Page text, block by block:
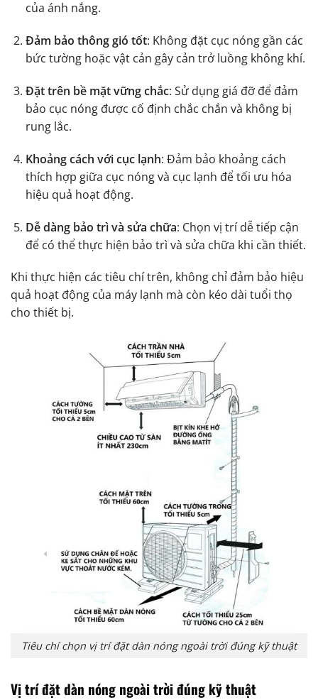
của ánh nắng.
Đảm bảo thông gió tốt: Không đặt cục nóng gần các
bức tường hoặc vật cản gây cản trở luồng không khí.
Đặt trên bề mặt vững chắc: Sử dụng giá đỡ để đảm
bảo cục nóng được cố định chắc chắn và không bị
rung lắc.
Khoảng cách với cục lạnh: Đảm bảo khoảng cách
thích hợp giữa cục nóng và cục lạnh để tối ưu hóa
hiệu quả hoạt động.
Dễ dàng bảo trì và sửa chữa: Chọn vị trí dễ tiếp cận
để có thể thực hiện bảo trì và sửa chữa khi cần thiết.
Khi thực hiện các tiêu chí trên, không chỉ đảm bảo hiệu
quả hoạt động của máy lạnh mà còn kéo dài tuổi thọ
cho thiết bị.
Tiêu chí chọn vị trí đặt dàn nóng ngoài trời đúng kỹ thuật
Vị trí đặt dàn nóng ngoài trời đúng kỹ thuật